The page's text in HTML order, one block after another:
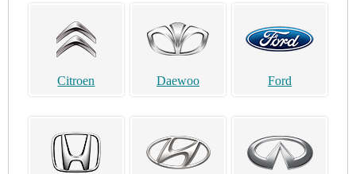
Citroen Daewoo Ford